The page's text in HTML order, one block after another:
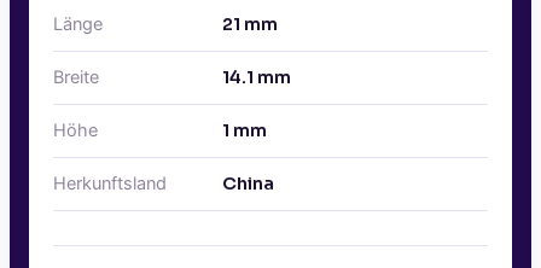
Länge 21 mm
Breite 14.1 mm
Höhe 1 mm
Herkunftsland China